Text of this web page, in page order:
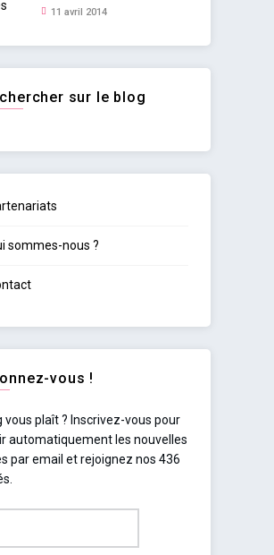
11 avril 2014
sur le blog
sommes-nous ?
vous !
vous plaît ? Inscrivez-vous pour
automatiquement les nouvelles
par email et rejoignez nos 436